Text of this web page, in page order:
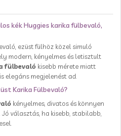
kék Huggies karika fülbevaló,
ezüst fülhöz közel simuló
modern, kényelmes és letisztult
fülbevaló kisebb mérete miatt
elegáns megjelenést ad.
Karika Fülbevaló?
kényelmes, divatos és könnyen
választás, ha kisebb, stabilabb,